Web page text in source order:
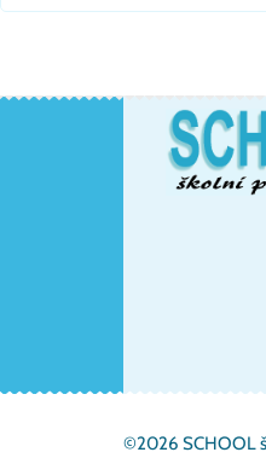
©2026 SCHOOL